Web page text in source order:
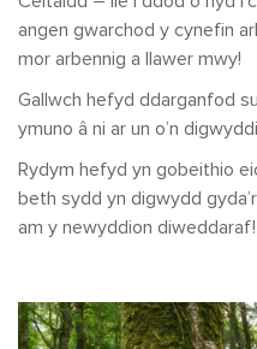
angen gwarchod y cynefin
mor arbennig a llawer mwy!
Gallwch hefyd ddarganfod
ymuno â ni ar un o’n
Rydym hefyd yn gobeithio
beth sydd yn digwydd
am y newyddion diweddaraf!